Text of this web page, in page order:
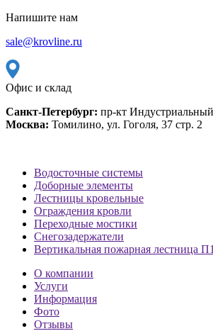
Напишите нам
sale@krovline.ru
Офис и склад
Санкт-Петербург: пр-кт
Москва: Томилино, ул. Гоголя, 37 стр. 2
Водосточные системы
Доборные элементы
Лестницы кровельные
Ограждения кровли
Переходные мостики
Снегозадержатели
Вертикальная пожарная лестница
О компании
Услуги
Информация
Фото
Отзывы